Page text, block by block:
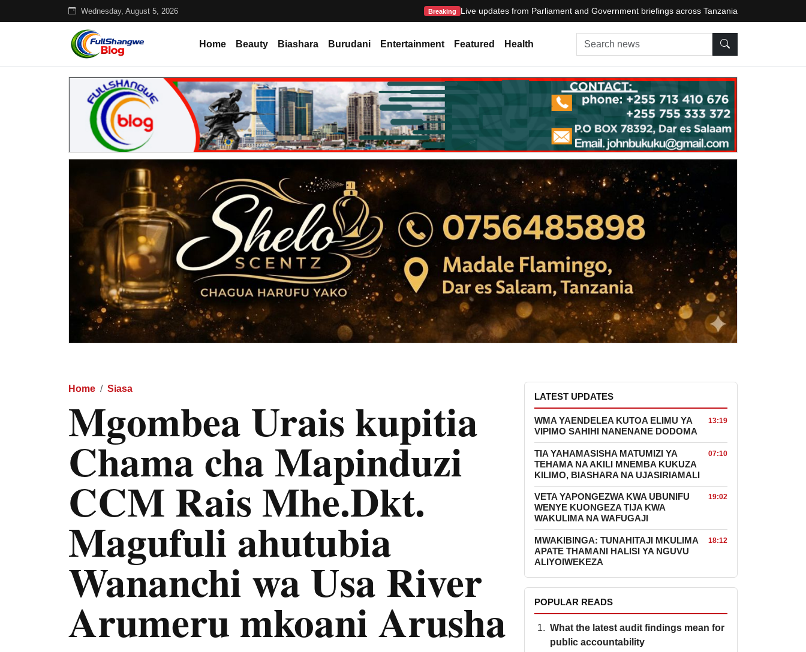
Wednesday, August 5, 2026 Breaking Live updates from Parliament and Government briefings across Tanzania
Home Beauty Biashara Burudani Entertainment Featured Health Search news
Home Siasa
Mgombea Urais kupitia
Chama cha Mapinduzi
CCM Rais Mhe.Dkt.
Magufuli ahutubia
Wananchi wa Usa River
Arumeru mkoani Arusha
LATEST UPDATES
WMA YAENDELEA KUTOA ELIMU YA
VIPIMO SAHIHI NANENANE DODOMA
13:19
TIA YAHAMASISHA MATUMIZI YA
TEHAMA NA AKILI MNEMBA KUKUZA
KILIMO, BIASHARA NA UJASIRIAMALI
07:10
VETA YAPONGEZWA KWA UBUNIFU
WENYE KUONGEZA TIJA KWA
WAKULIMA NA WAFUGAJI
19:02
MWAKIBINGA: TUNAHITAJI MKULIMA
APATE THAMANI HALISI YA NGUVU
ALIYOIWEKEZA
18:12
POPULAR READS
What the latest audit findings mean for
public accountability